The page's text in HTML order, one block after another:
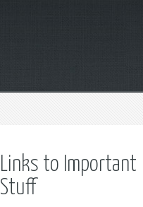
Links to Important
Stuff